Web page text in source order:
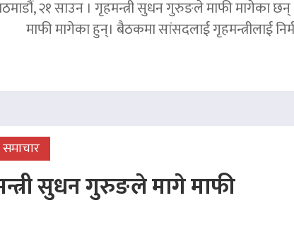
२१ साउन । गृहमन्त्री सुधन गुरुङले माफी मागेका छन्
माफी मागेका हुन्। बैठकमा सांसदलाई गृहमन्त्रीलाई
सुधन गुरुङले मागे माफी